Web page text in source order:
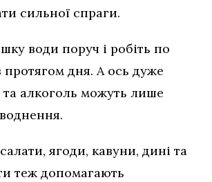
сильної спраги.
води поруч і робіть по
протягом дня. А ось дуже
та алкоголь можуть лише
ягоди, кавуни, дині та
теж допомагають